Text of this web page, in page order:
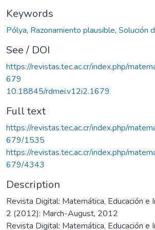
Keywords
Pólya, Razonamiento plausible, Solución
See / DOI
https://revistas.tec.ac.cr/index.php/
679
10.18845/rdmei.v12i2.1679
Full text
https://revistas.tec.ac.cr/index.php/
679/1535
https://revistas.tec.ac.cr/index.php/
679/4343
Description
Revista Digital: Matemática, Educación e
2 (2012): March-August, 2012
Revista Digital: Matemática, Educación e